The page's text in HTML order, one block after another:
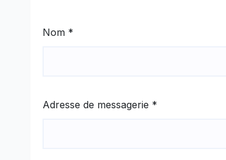
Nom *
Adresse de messagerie *